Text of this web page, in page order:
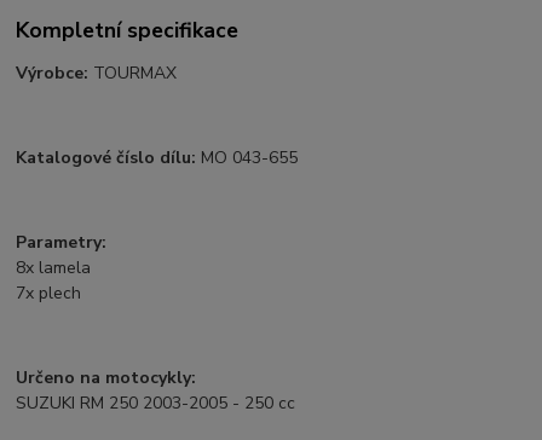
Kompletní specifikace
Výrobce: TOURMAX
Katalogové číslo dílu: MO 043-655
Parametry:
8x lamela
7x plech
Určeno na motocykly:
SUZUKI RM 250 2003-2005 - 250 cc